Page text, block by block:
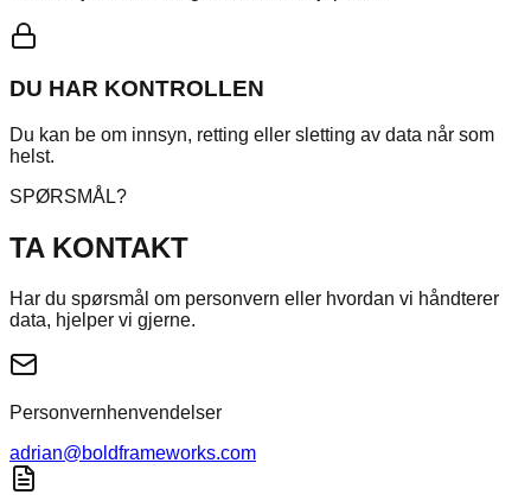
DU HAR KONTROLLEN
Du kan be om innsyn, retting eller sletting av data når som
helst.
SPØRSMÅL?
TA KONTAKT
Har du spørsmål om personvern eller hvordan vi håndterer
data, hjelper vi gjerne.
Personvernhenvendelser
adrian@boldframeworks.com